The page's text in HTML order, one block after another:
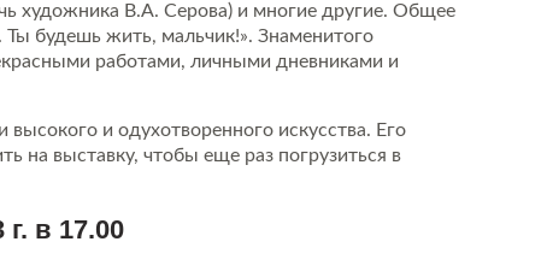
художника В.А. Серова) и многие другие. Общее
Ты будешь жить, мальчик!». Знаменитого
работами, личными дневниками и
и одухотворенного искусства. Его
на выставку, чтобы еще раз погрузиться в
в 17.00